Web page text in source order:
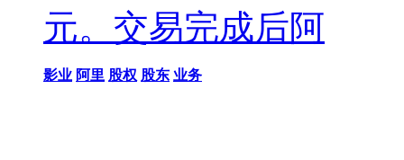
元。交易完成后阿
影业 阿里 股权 股东 业务